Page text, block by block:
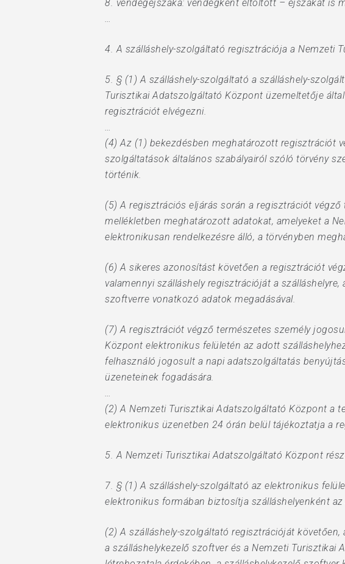
8. vendégéjszaka: vendégként eltöltött – éjszakát is
…
4. A szálláshely-szolgáltató regisztrációja a Nemzeti
5. § (1) A szálláshely-szolgáltató a szálláshely-
Turisztikai Adatszolgáltató Központ üzemeltetője
regisztrációt elvégezni.
…
(4) Az (1) bekezdésben meghatározott regisztrációt
szolgáltatások általános szabályairól szóló törvény
történik.
(5) A regisztrációs eljárás során a regisztrációt
mellékletben meghatározott adatokat, amelyeket a
elektronikusan rendelkezésre álló, a törvényben
(6) A sikeres azonosítást követően a regisztrációt
valamennyi szálláshely regisztrációját a
szoftverre vonatkozó adatok megadásával.
(7) A regisztrációt végző természetes személy
Központ elektronikus felületén az adott
felhasználó jogosult a napi adatszolgáltatás
üzeneteinek fogadására.
…
(2) A Nemzeti Turisztikai Adatszolgáltató Központ a
elektronikus üzenetben 24 órán belül tájékoztatja a
5. A Nemzeti Turisztikai Adatszolgáltató Központ
7. § (1) A szálláshely-szolgáltató az elektronikus
elektronikus formában biztosítja szálláshelyenként
(2) A szálláshely-szolgáltató regisztrációját
a szálláshelykezelő szoftver és a Nemzeti